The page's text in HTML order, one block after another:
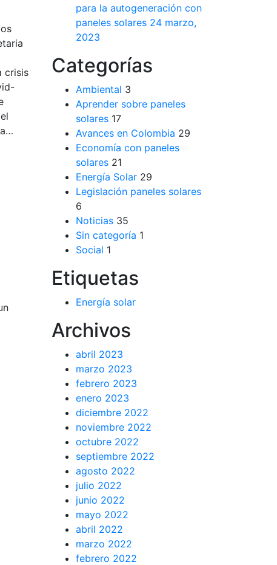
crisis
para la autogeneración con
paneles solares 24 marzo,
2023
Categorías
Ambiental 3
Aprender sobre paneles
solares 17
Avances en Colombia 29
Economía con paneles
solares 21
Energía Solar 29
Legislación paneles solares
6
Noticias 35
Sin categoría 1
Social 1
Etiquetas
Energía solar
Archivos
abril 2023
marzo 2023
febrero 2023
enero 2023
diciembre 2022
noviembre 2022
octubre 2022
septiembre 2022
agosto 2022
julio 2022
junio 2022
mayo 2022
abril 2022
marzo 2022
febrero 2022